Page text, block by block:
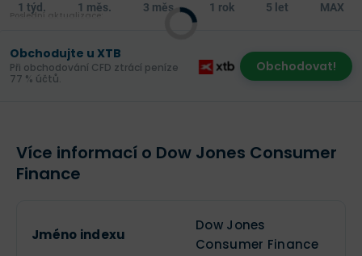
1 týd. 1 měs. 3 měs. 1 rok 5 let MAX
Obchodujte u XTB
Při obchodování CFD ztrácí peníze
77 % účtů.
Obchodovat!
Poslední aktualizace:
Více informací o Dow Jones Consumer
Finance
Jméno indexu
Dow Jones
Consumer Finance